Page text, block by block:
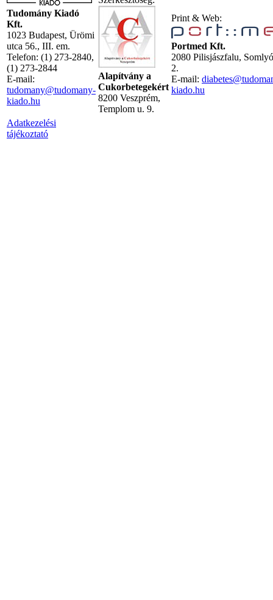
Tudomány Kiadó
Kft.
1023 Budapest, Ürömi
utca 56., III. em.
Telefon: (1) 273-2840,
(1) 273-2844
E-mail:
tudomany@tudomany-
kiado.hu
Adatkezelési
tájékoztató
Alapítvány a
Cukorbetegekért
8200 Veszprém,
Templom u. 9.
Print & Web:
Portmed Kft.
2080 Pilisjászfalu,
2.
E-mail:
kiado.hu